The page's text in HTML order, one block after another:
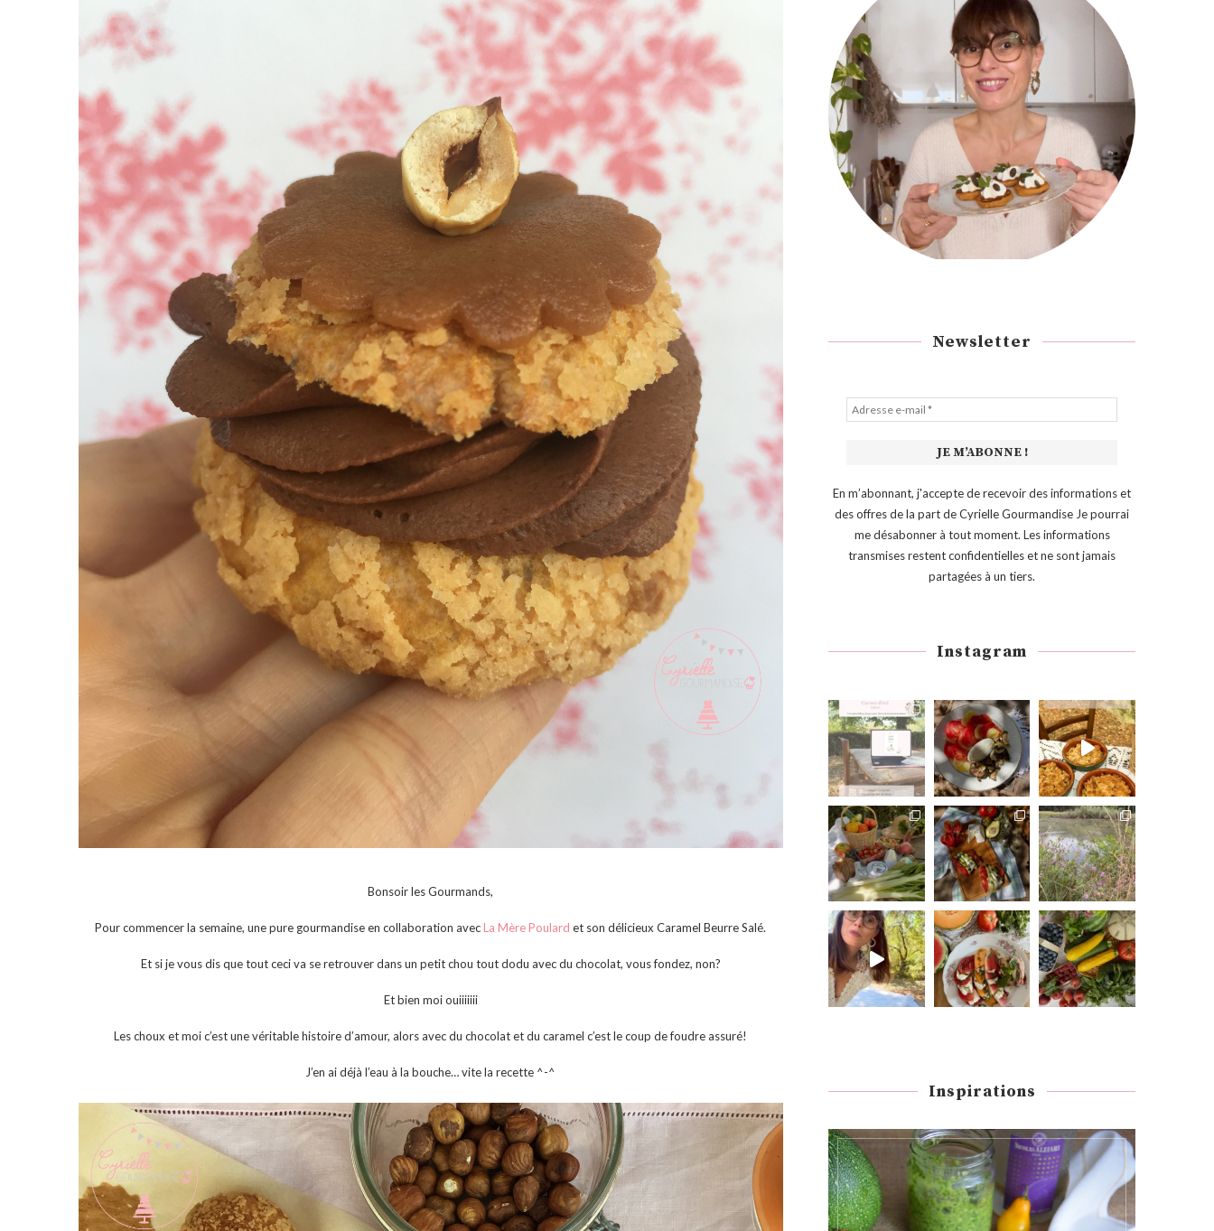
Bonsoir les Gourmands,
Pour commencer la semaine, une pure gourmandise en collaboration avec La Mère Poulard et son délicieux Caramel Beurre Salé.
Et si je vous dis que tout ceci va se retrouver dans un petit chou tout dodu avec du chocolat, vous fondez, non?
Et bien moi ouiiiiiii
Les choux et moi c’est une véritable histoire d’amour, alors avec du chocolat et du caramel c’est le coup de foudre assuré!
J’en ai déjà l’eau à la bouche… vite la recette ^-^
Newsletter
En m’abonnant, j'accepte de recevoir des informations et
des offres de la part de Cyrielle Gourmandise Je pourrai
me désabonner à tout moment. Les informations
transmises restent confidentielles et ne sont jamais
partagées à un tiers.
Instagram
Inspirations